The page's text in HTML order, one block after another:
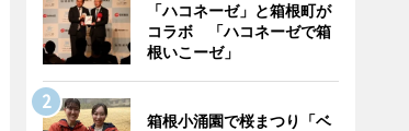
「ハコネーゼ」と箱根町が
コラボ 「ハコネーゼで箱
根いこーゼ」
箱根小涌園で桜まつり「ベ